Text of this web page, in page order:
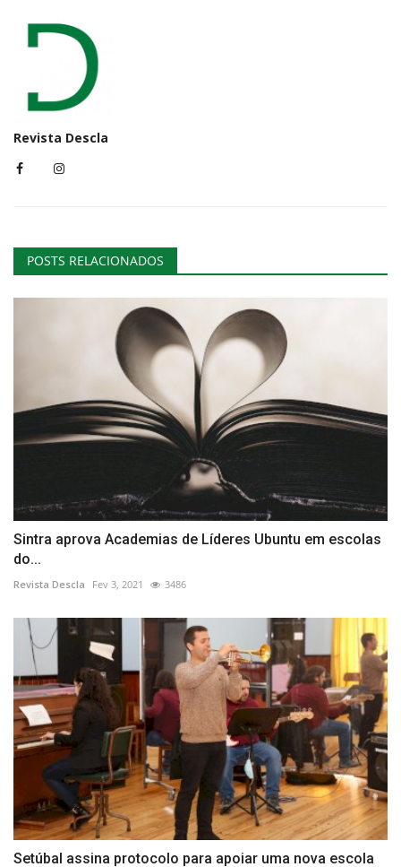
Revista Descla
POSTS RELACIONADOS
Sintra aprova Academias de Líderes Ubuntu em escolas
do...
Revista Descla Fev 3, 2021 3486
Setúbal assina protocolo para apoiar uma nova escola